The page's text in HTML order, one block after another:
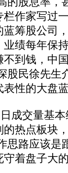
作家写过
筹股公司
绩每年保
到钱，中
股民徐先生
性的大盘
交量基本
热点板块
思路应该是
着盘子大